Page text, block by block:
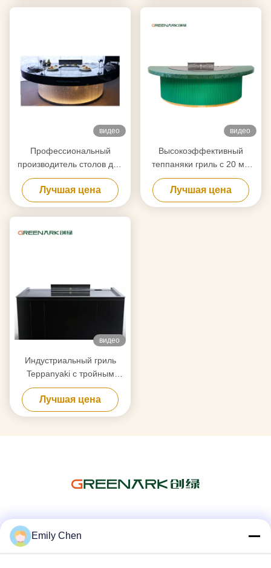
видео
Профессиональный
производитель столов для
теппаньяки на заказ с
бесплатным дизайном.
Надежный поставщик
оборудования для гриля
Хибачи.
Лучшая цена
видео
Высокоэффективный
теппаняки гриль с 20 мм
пищевой стальной
столешницей и умным
отоплением
Лучшая цена
видео
Индустриальный гриль
Teppanyaki с тройным
воздушным потоком
Лучшая цена
Emily Chen